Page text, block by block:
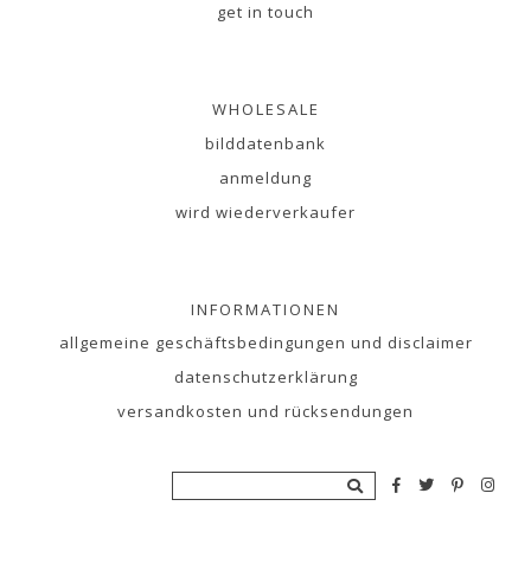
get in touch
WHOLESALE
bilddatenbank
anmeldung
wird wiederverkaufer
INFORMATIONEN
allgemeine geschäftsbedingungen und disclaimer
datenschutzerklärung
versandkosten und rücksendungen